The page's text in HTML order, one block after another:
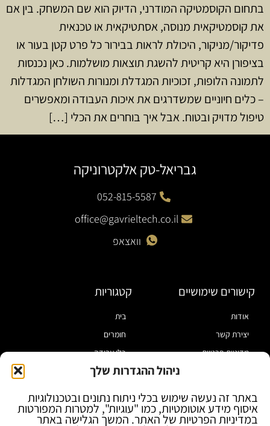
ניהול ההגדרות שלך
באתר זה נעשה שימוש בכלי ניתוח נתונים ובטכנולוגיות
איסוף מידע אוטומטיות, כמו "עוגיות", למטרות המפורטות
במדיניות הפרטיות של האתר. המשך הגלישה באתר
בתחום הקוסמטיקה המודרני, הדיוק הוא שם המשחק. בין אם
את קוסמטיקאית מנוסה, אסתטיקאית או טכנאית
פדיקור/מניקור, היכולת לראות בבירור כל פרט קטן בעור או
בציפורן היא קריטית להשגת תוצאות מושלמות. כאן נכנסות
לתמונה הלופות, זכוכיות המגדלת ומנורות השולחן המגדלות
– כלים חיוניים שמשדרגים את איכות העבודה ומאפשרים
טיפול מדויק ובטוח. אבל איך בוחרים את הכלי […]
גבריאל-טק אלקטרוניקה
052-815-5587
office@gavrieltech.co.il
וואצאפ
קישורים שימושיים
אודות
יצירת קשר
מדיניות פרטיות
בלוג
קטגוריות
בית
חומרים
כלי עבודה
מוצרי הלחמה
ספקי כח ומודדים